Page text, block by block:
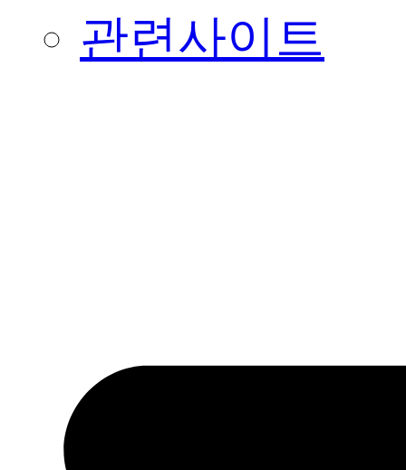
관련사이트